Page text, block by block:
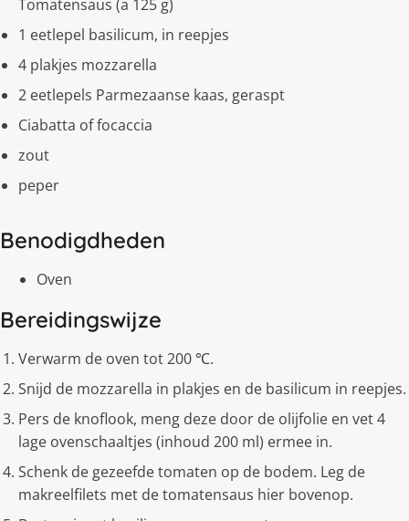
Tomatensaus (a 125 g)
1 eetlepel basilicum, in reepjes
4 plakjes mozzarella
2 eetlepels Parmezaanse kaas, geraspt
Ciabatta of focaccia
zout
peper
Benodigdheden
Oven
Bereidingswijze
Verwarm de oven tot 200 ℃.
Snijd de mozzarella in plakjes en de basilicum in reepjes.
Pers de knoflook, meng deze door de olijfolie en vet 4
lage ovenschaaltjes (inhoud 200 ml) ermee in.
Schenk de gezeefde tomaten op de bodem. Leg de
makreelfilets met de tomatensaus hier bovenop.